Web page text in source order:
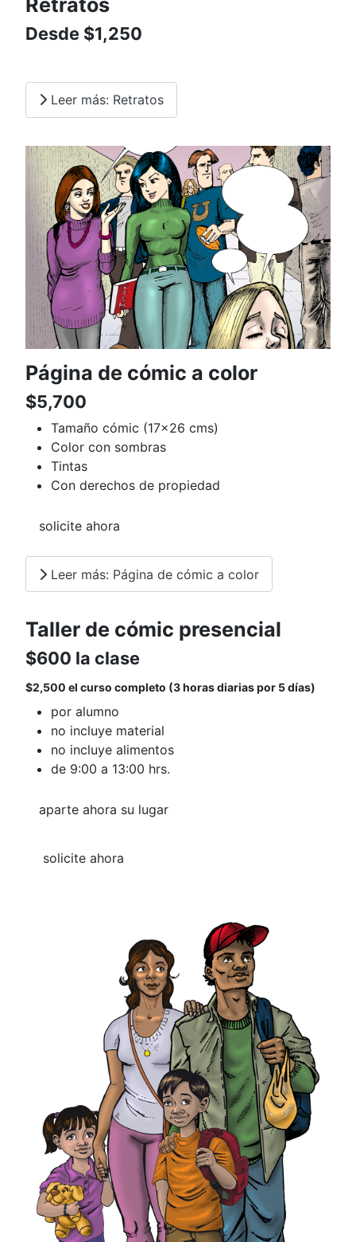
Desde $1,250
Leer más: Retratos
Página de cómic a color
$5,700
Tamaño cómic (17x26 cms)
Color con sombras
Tintas
Con derechos de propiedad
solicite ahora
Leer más: Página de cómic a color
Taller de cómic presencial
$600 la clase
$2,500 el curso completo (3 horas diarias por 5 días)
por alumno
no incluye material
no incluye alimentos
de 9:00 a 13:00 hrs.
aparte ahora su lugar
solicite ahora